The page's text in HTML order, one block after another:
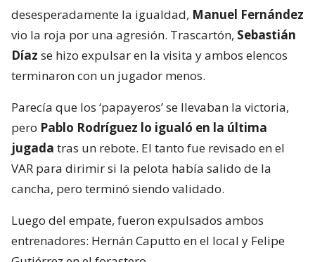
desesperadamente la igualdad, Manuel Fernández
vio la roja por una agresión. Trascartón, Sebastián
Díaz se hizo expulsar en la visita y ambos elencos
terminaron con un jugador menos.
Parecía que los ‘papayeros’ se llevaban la victoria,
pero Pablo Rodríguez lo igualó en la última
jugada tras un rebote. El tanto fue revisado en el
VAR para dirimir si la pelota había salido de la
cancha, pero terminó siendo validado.
Luego del empate, fueron expulsados ambos
entrenadores: Hernán Caputto en el local y Felipe